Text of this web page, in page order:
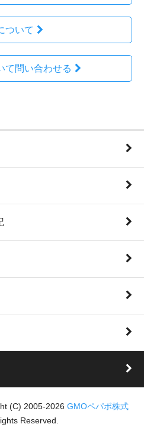
ついて
て問い合わせる
(C) 2005-2026 GMOペパボ株式
Reserved.